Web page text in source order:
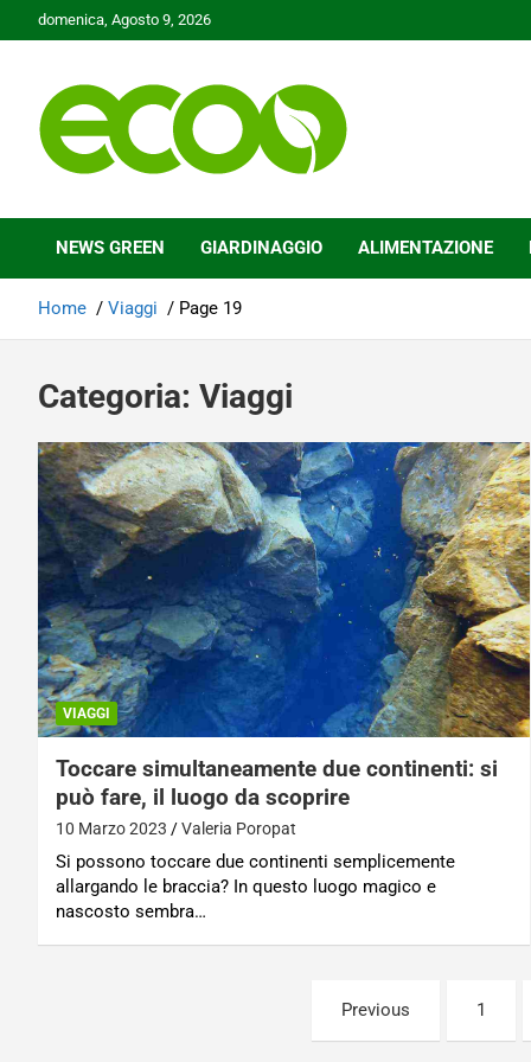
to
domenica, Agosto 9, 2026
Ecoo.it
NEWS GREEN GIARDINAGGIO ALIMENTAZIONE
Home Viaggi Page 19
Categoria: Viaggi
VIAGGI
Toccare simultaneamente due continenti: si
può fare, il luogo da scoprire
10 Marzo 2023 Valeria Poropat
Si possono toccare due continenti semplicemente
allargando le braccia? In questo luogo magico e
nascosto sembra…
Previous 1